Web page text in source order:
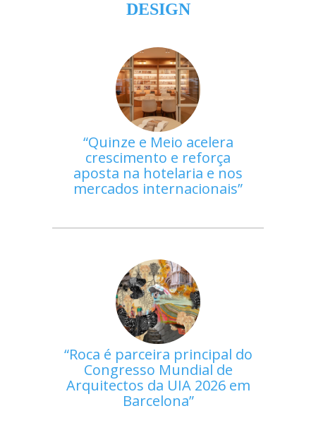
DESIGN
Quinze e Meio acelera
crescimento e reforça
aposta na hotelaria e nos
mercados internacionais
Roca é parceira principal do
Congresso Mundial de
Arquitectos da UIA 2026 em
Barcelona